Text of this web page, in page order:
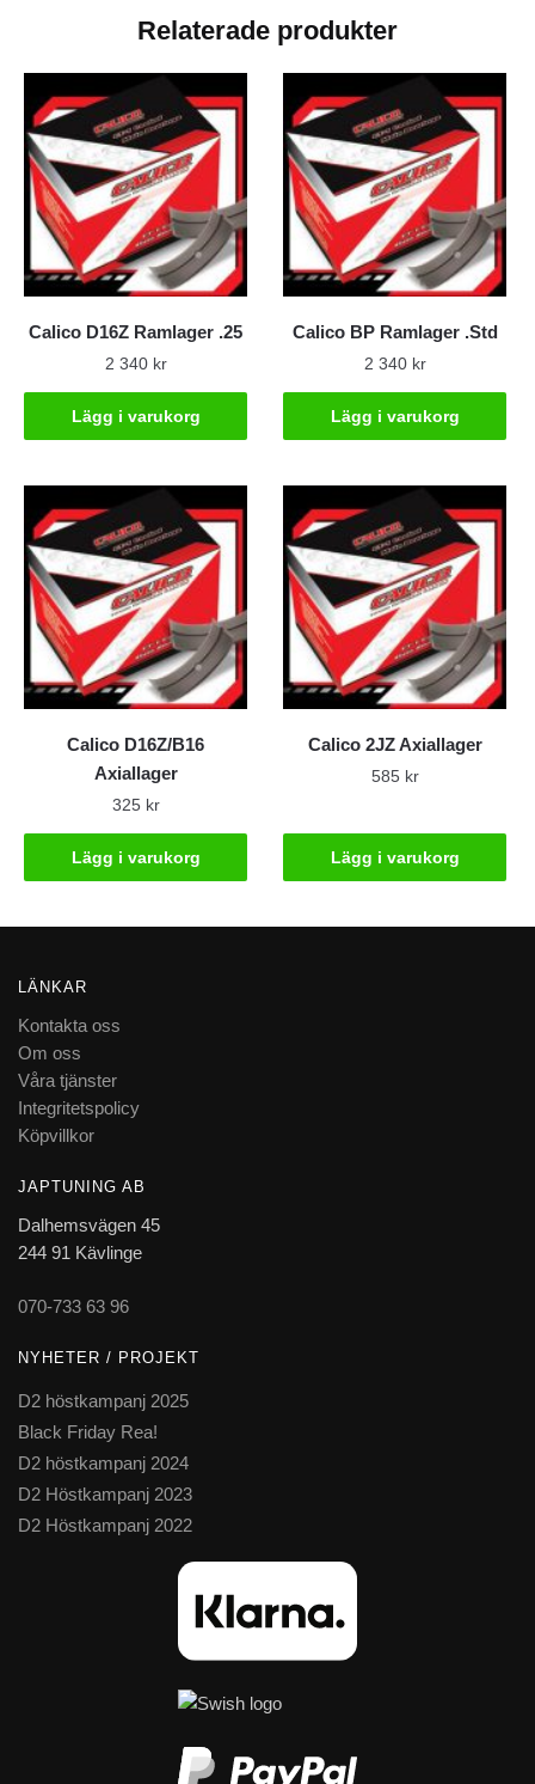
Relaterade produkter
Calico D16Z Ramlager .25
2 340 kr
Lägg i varukorg
Calico BP Ramlager .Std
2 340 kr
Lägg i varukorg
Calico D16Z/B16
Axiallager
325 kr
Lägg i varukorg
Calico 2JZ Axiallager
585 kr
Lägg i varukorg
LÄNKAR
Kontakta oss
Om oss
Våra tjänster
Integritetspolicy
Köpvillkor
JAPTUNING AB
Dalhemsvägen 45
244 91 Kävlinge
070-733 63 96
NYHETER / PROJEKT
D2 höstkampanj 2025
Black Friday Rea!
D2 höstkampanj 2024
D2 Höstkampanj 2023
D2 Höstkampanj 2022